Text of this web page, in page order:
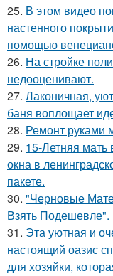
25. В этом видео
настенного
помощью
26. На стройке
недооценивают.
27. Лаконичная,
баня воплощает
28. Ремонт руками
29. 15-Летняя
окна в
пакете.
30. "Черновые
Взять Подешевле".
31. Эта уютная и
настоящий оазис
для хозяйки,